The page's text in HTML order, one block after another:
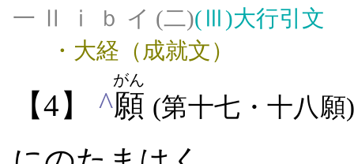
一 Ⅱ ⅰ ｂ イ (二)(Ⅲ)大行引文
・大経（成就文）
【4】 ^願
がん
(第十七・十八願)